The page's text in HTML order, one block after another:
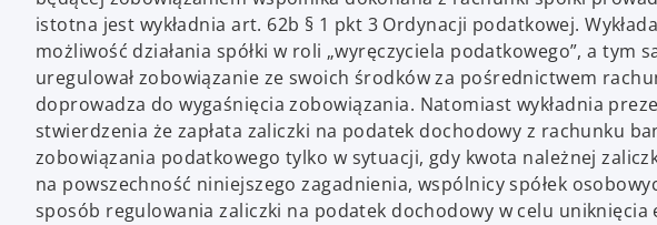
istotna jest wykładnia art. 62b § 1 pkt 3 Ordynacji podatkowej.
możliwość działania spółki w roli „wyręczyciela podatkowego”, a tym
uregulował zobowiązanie ze swoich środków za pośrednictwem
doprowadza do wygaśnięcia zobowiązania. Natomiast wykładnia
stwierdzenia że zapłata zaliczki na podatek dochodowy z rachunku
zobowiązania podatkowego tylko w sytuacji, gdy kwota należnej
na powszechność niniejszego zagadnienia, wspólnicy spółek
sposób regulowania zaliczki na podatek dochodowy w celu